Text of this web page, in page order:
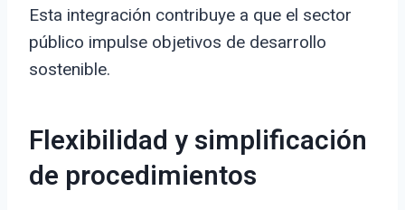
Esta integración contribuye a que el sector
público impulse objetivos de desarrollo
sostenible.
Flexibilidad y simplificación
de procedimientos